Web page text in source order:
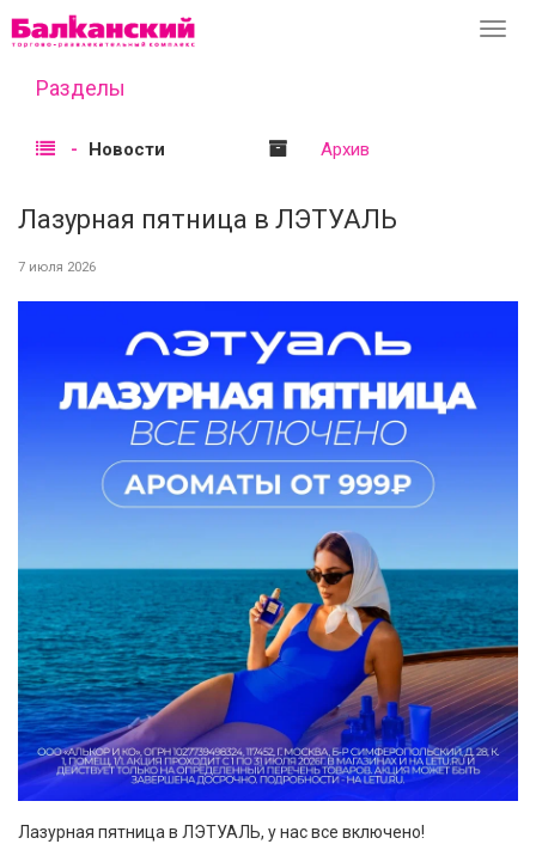
Разделы
Новости Архив
Лазурная пятница в ЛЭТУАЛЬ
7 июля 2026
Лазурная пятница в ЛЭТУАЛЬ, у нас все включено!